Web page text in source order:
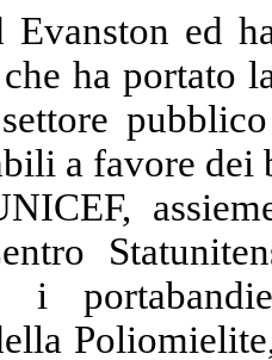
Evanston ed
ha portato
a favore dei
i